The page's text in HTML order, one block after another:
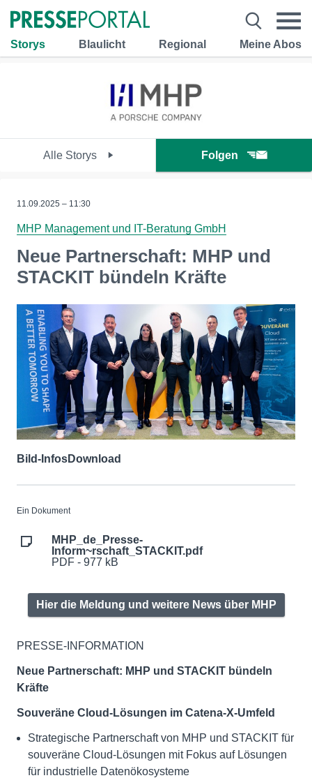
Storys Blaulicht Regional Meine Abos
Alle Storys Folgen
11.09.2025 – 11:30
MHP Management und IT-Beratung GmbH
Neue Partnerschaft: MHP und
STACKIT bündeln Kräfte
Bild-InfosDownload
Ein Dokument
MHP_de_Presse-
Inform~rschaft_STACKIT.pdf
PDF - 977 kB
Hier die Meldung und weitere News über MHP
PRESSE-INFORMATION
Neue Partnerschaft: MHP und STACKIT bündeln
Kräfte
Souveräne Cloud-Lösungen im Catena-X-Umfeld
Strategische Partnerschaft von MHP und STACKIT für
souveräne Cloud-Lösungen mit Fokus auf Lösungen
für industrielle Datenökosysteme